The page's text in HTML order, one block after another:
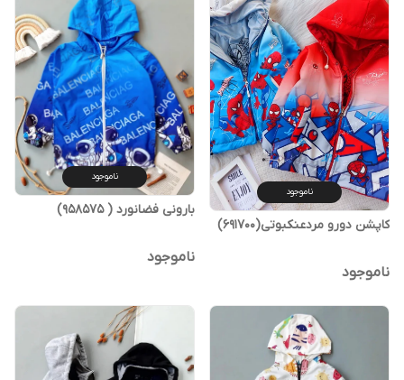
ناموجود
کاپشن دورو مردعنکبوتی(691700)
ناموجود
ناموجود
بارونی فضانورد ( 958575)
ناموجود